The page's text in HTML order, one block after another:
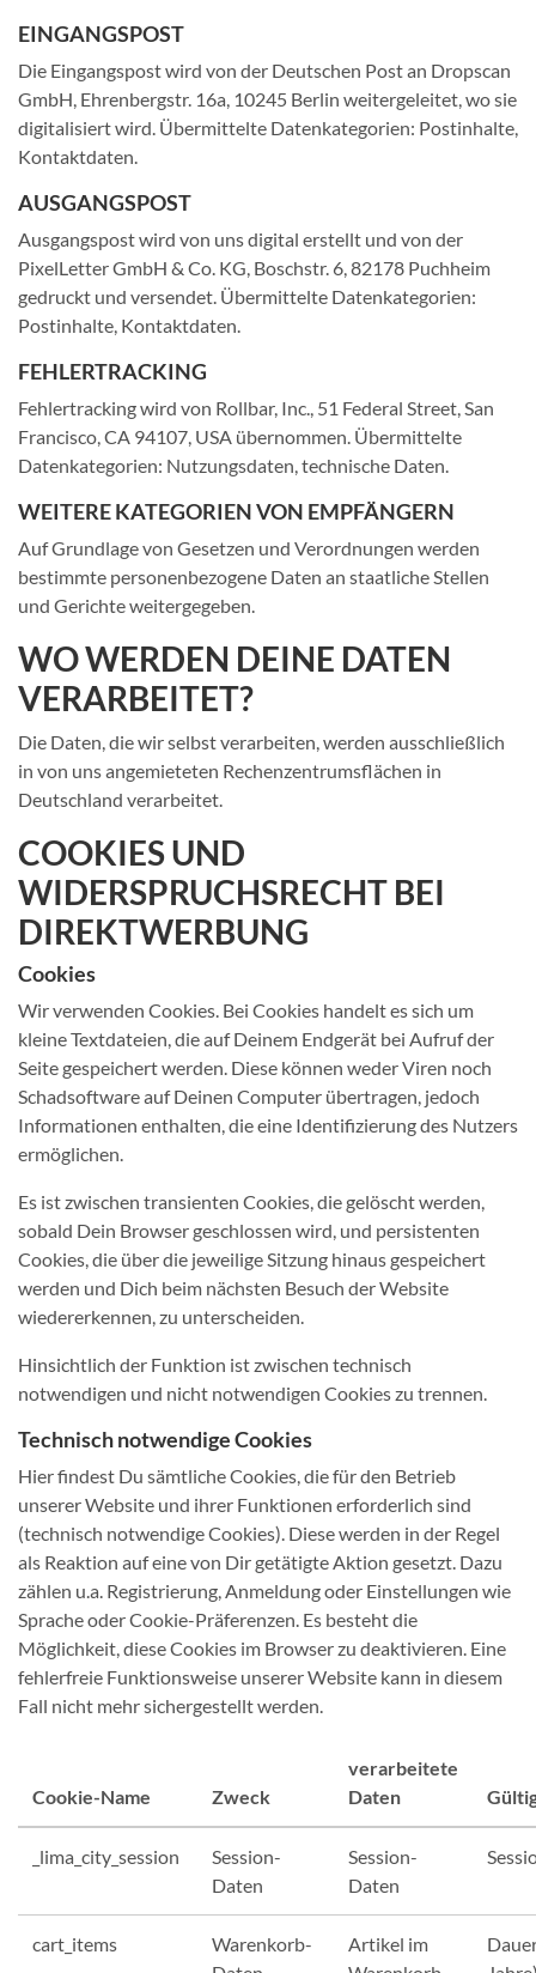
EINGANGSPOST
Die Eingangspost wird von der Deutschen Post an Dropscan
GmbH, Ehrenbergstr. 16a, 10245 Berlin weitergeleitet, wo sie
digitalisiert wird. Übermittelte Datenkategorien: Postinhalte,
Kontaktdaten.
AUSGANGSPOST
Ausgangspost wird von uns digital erstellt und von der
PixelLetter GmbH & Co. KG, Boschstr. 6, 82178 Puchheim
gedruckt und versendet. Übermittelte Datenkategorien:
Postinhalte, Kontaktdaten.
FEHLERTRACKING
Fehlertracking wird von Rollbar, Inc., 51 Federal Street, San
Francisco, CA 94107, USA übernommen. Übermittelte
Datenkategorien: Nutzungsdaten, technische Daten.
WEITERE KATEGORIEN VON EMPFÄNGERN
Auf Grundlage von Gesetzen und Verordnungen werden
bestimmte personenbezogene Daten an staatliche Stellen
und Gerichte weitergegeben.
WO WERDEN DEINE DATEN
VERARBEITET?
Die Daten, die wir selbst verarbeiten, werden ausschließlich
in von uns angemieteten Rechenzentrumsflächen in
Deutschland verarbeitet.
COOKIES UND
WIDERSPRUCHSRECHT BEI
DIREKTWERBUNG
Cookies
Wir verwenden Cookies. Bei Cookies handelt es sich um
kleine Textdateien, die auf Deinem Endgerät bei Aufruf der
Seite gespeichert werden. Diese können weder Viren noch
Schadsoftware auf Deinen Computer übertragen, jedoch
Informationen enthalten, die eine Identifizierung des Nutzers
ermöglichen.
Es ist zwischen transienten Cookies, die gelöscht werden,
sobald Dein Browser geschlossen wird, und persistenten
Cookies, die über die jeweilige Sitzung hinaus gespeichert
werden und Dich beim nächsten Besuch der Website
wiedererkennen, zu unterscheiden.
Hinsichtlich der Funktion ist zwischen technisch
notwendigen und nicht notwendigen Cookies zu trennen.
Technisch notwendige Cookies
Hier findest Du sämtliche Cookies, die für den Betrieb
unserer Website und ihrer Funktionen erforderlich sind
(technisch notwendige Cookies). Diese werden in der Regel
als Reaktion auf eine von Dir getätigte Aktion gesetzt. Dazu
zählen u.a. Registrierung, Anmeldung oder Einstellungen wie
Sprache oder Cookie-Präferenzen. Es besteht die
Möglichkeit, diese Cookies im Browser zu deaktivieren. Eine
fehlerfreie Funktionsweise unserer Website kann in diesem
Fall nicht mehr sichergestellt werden.
Cookie-Name Zweck
verarbeitete
Daten
_lima_city_session
Session-
Daten
Session-
Daten
cart_items
Warenkorb-
Artikel im